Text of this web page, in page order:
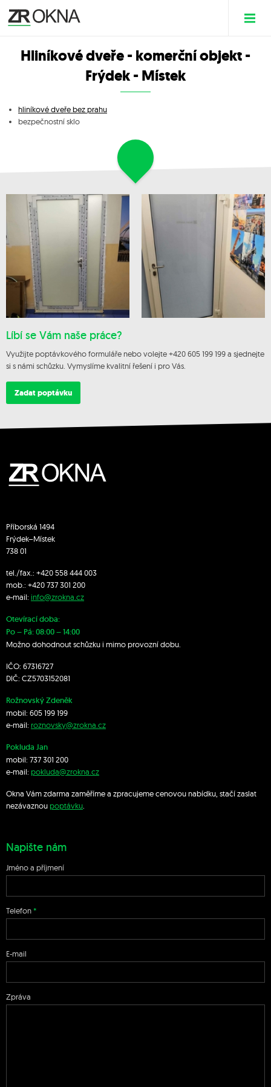
Hliníkové dveře - komerční objekt -
Frýdek - Místek
hliníkové dveře bez prahu
bezpečnostní sklo
Líbí se Vám naše práce?
Využijte poptávkového formuláře nebo volejte +420 605 199 199 a sjednejte
si s námi schůzku. Vymyslíme kvalitní řešení i pro Vás.
Zadat poptávku
Příborská 1494
Frýdek–Místek
738 01
tel./fax.: +420 558 444 003
mob.: +420 737 301 200
e-mail: info@zrokna.cz
Otevírací doba:
Po – Pá: 08:00 – 14:00
Možno dohodnout schůzku i mimo provozní dobu.
IČO: 67316727
DIČ: CZ5703152081
Rožnovský Zdeněk
mobil: 605 199 199
e-mail: roznovsky@zrokna.cz
Pokluda Jan
mobil: 737 301 200
e-mail: pokluda@zrokna.cz
Okna Vám zdarma zaměříme a zpracujeme cenovou nabídku, stačí zaslat
nezávaznoupoptávku
Napište nám
Jméno a příjmení
Telefon
E-mail
Zpráva